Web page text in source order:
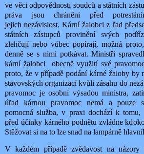
ve věci odpovědnosti soudců a státních
práva jsou chráněni před
jejichnezávislost. Kární žalobci z řad
státních zástupců provinění svých
zlehčují nebo vůbec popírají, možná
denně se s nimi potkávat. Ministři
kární žalobci
obecně využití své
proto, že v případě podání kárné žaloby by
stavovských organizací kvůli zásahu do
pravomoc je osobní výsadou ministra,
úřad kárnou pravomoc nemá a pouze
pomocná služba, v praxi dochází k tomu,
před účinky kárného podnětu zvládne
Stěžovat si na to lze snad na lampárně
V každém případě zvědavost na